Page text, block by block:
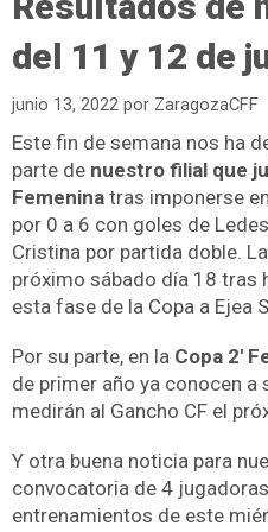
del 11 y 12 de
junio 13, 2022 por ZaragozaCFF
Este fin de semana nos ha
parte de nuestro filial que
Femenina tras imponerse
por 0 a 6 con goles de
Cristina por partida doble.
próximo sábado día 18 tras
esta fase de la Copa a Ejea
Por su parte, en la Copa 2′
de primer año ya conocen a
medirán al Gancho CF el
Y otra buena noticia para
convocatoria de 4
entrenamientos de este